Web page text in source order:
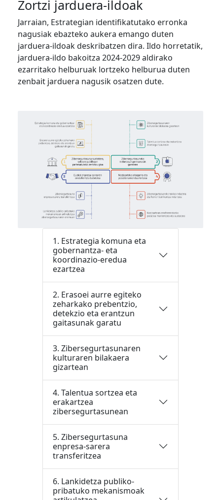
Zortzi jarduera-ildoak
Jarraian, Estrategian identifikatutako erronka
nagusiak ebazteko aukera emango duten
jarduera-ildoak deskribatzen dira. Ildo horretatik,
jarduera-ildo bakoitza 2024-2029 aldirako
ezarritako helburuak lortzeko helburua duten
zenbait jarduera nagusik osatzen dute.
1. Estrategia komuna eta
gobernantza- eta
koordinazio-eredua
ezartzea
2. Erasoei aurre egiteko
zeharkako prebentzio,
detekzio eta erantzun
gaitasunak garatu
3. Zibersegurtasunaren
kulturaren bilakaera
gizartean
4. Talentua sortzea eta
erakartzea
zibersegurtasunean
5. Zibersegurtasuna
enpresa-sarera
transferitzea
6. Lankidetza publiko-
pribatuko mekanismoak